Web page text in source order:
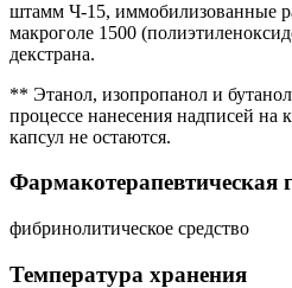
штамм Ч-15, иммобилизованные
макроголе 1500
декстрана.
** Этанол, изопропанол и
процессе нанесения надписей на
капсул не остаются.
Фармакотерапевтическая
фибринолитическое средство
Температура хранения